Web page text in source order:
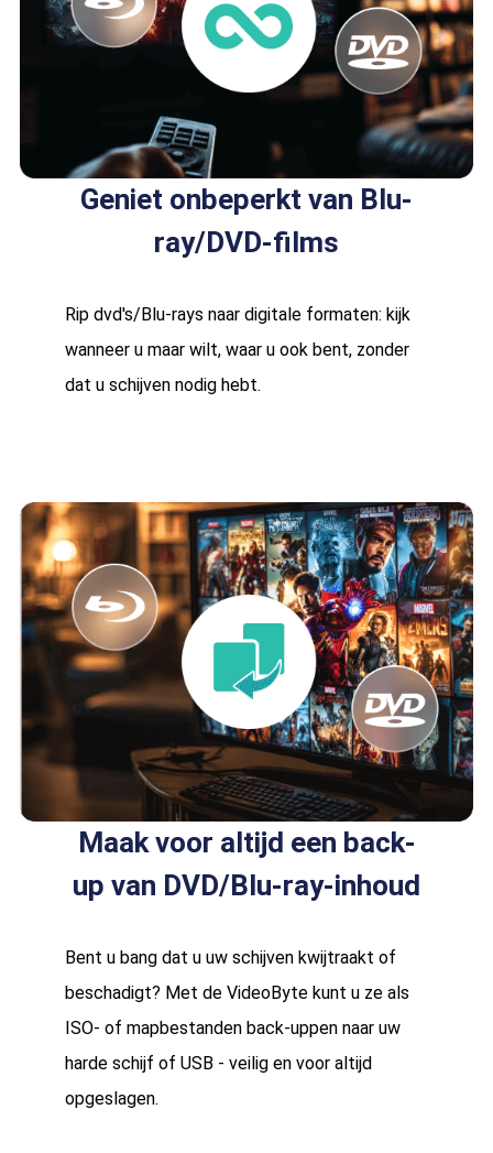
Geniet onbeperkt van Blu-
ray/DVD-films
Rip dvd's/Blu-rays naar digitale formaten: kijk
wanneer u maar wilt, waar u ook bent, zonder
dat u schijven nodig hebt.
Maak voor altijd een back-
up van DVD/Blu-ray-inhoud
Bent u bang dat u uw schijven kwijtraakt of
beschadigt? Met de VideoByte kunt u ze als
ISO- of mapbestanden back-uppen naar uw
harde schijf of USB - veilig en voor altijd
opgeslagen.